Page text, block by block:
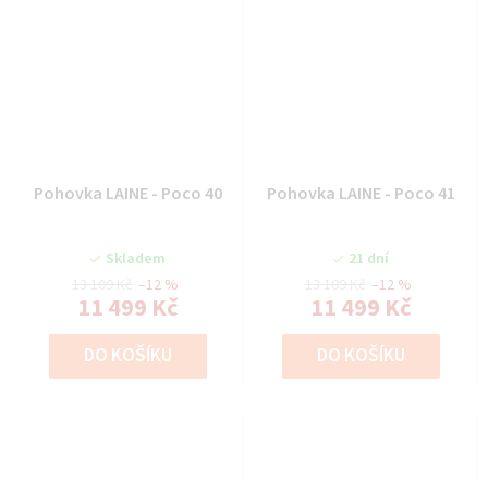
Pohovka LAINE - Poco 40
Skladem
11 499 Kč
–12 %
DO KOŠÍKU
Pohovka LAINE - Poco 41
21 dní
11 499 Kč
–12 %
DO KOŠÍKU